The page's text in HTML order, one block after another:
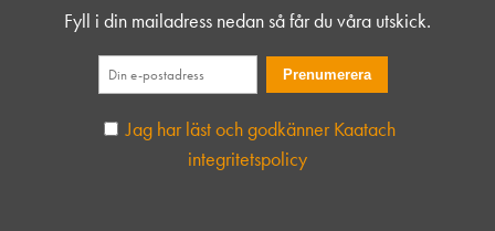
Fyll i din mailadress nedan så får du våra utskick.
Jag har läst och godkänner Kaatach
integritetspolicy